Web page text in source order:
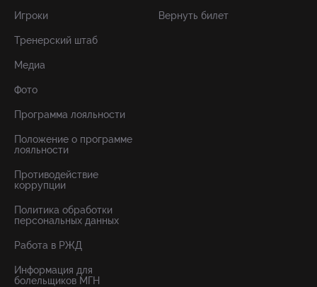
Игроки
Тренерский штаб
Медиа
Фото
Программа лояльности
Положение о программе
лояльности
Противодействие
коррупции
Политика обработки
персональных данных
Работа в РЖД
Информация для
болельщиков МГН
Вернуть билет